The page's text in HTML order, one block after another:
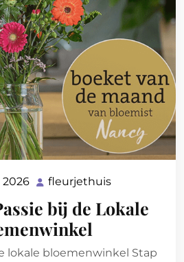
2026 07
april
2026
fleurjethuis
bij de Lokale
lokale bloemenwinkel Stap